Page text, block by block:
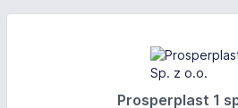
Prosperplast 1